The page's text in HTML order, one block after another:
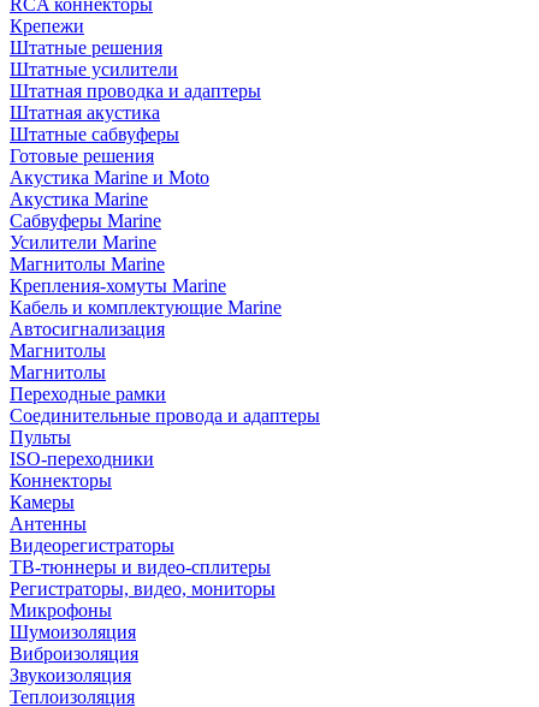
RCA коннекторы
Крепежи
Штатные решения
Штатные усилители
Штатная проводка и адаптеры
Штатная акустика
Штатные сабвуферы
Готовые решения
Акустика Marine и Moto
Акустика Marine
Сабвуферы Marine
Усилители Marine
Магнитолы Marine
Крепления-хомуты Marine
Кабель и комплектующие Marine
Автосигнализация
Магнитолы
Магнитолы
Переходные рамки
Соединительные провода и адаптеры
Пульты
ISO-переходники
Коннекторы
Камеры
Антенны
Видеорегистраторы
ТВ-тюннеры и видео-сплитеры
Регистраторы, видео, мониторы
Микрофоны
Шумоизоляция
Виброизоляция
Звукоизоляция
Теплоизоляция